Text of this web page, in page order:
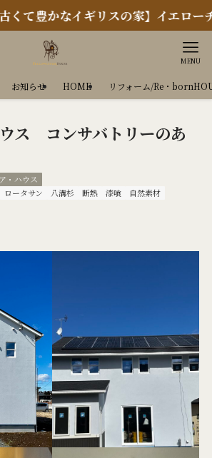
なイギリスの家】イエローチェア
MENU
お知らせ HOME リフォーム/Re・
ス コンサバトリーのあ
・ハウス
ロータサン 八溝杉 断熱 漆喰 自然素材